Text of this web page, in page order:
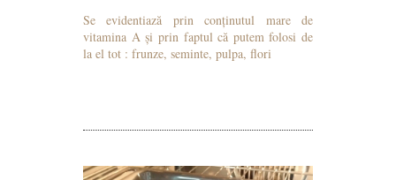
Se evidentiază prin conținutul mare de
vitamina A și prin faptul că putem folosi de
la el tot : frunze, seminte, pulpa, flori